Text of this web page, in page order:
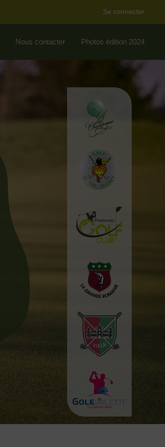
Se connecter
Nous contacter Photos édition 2024